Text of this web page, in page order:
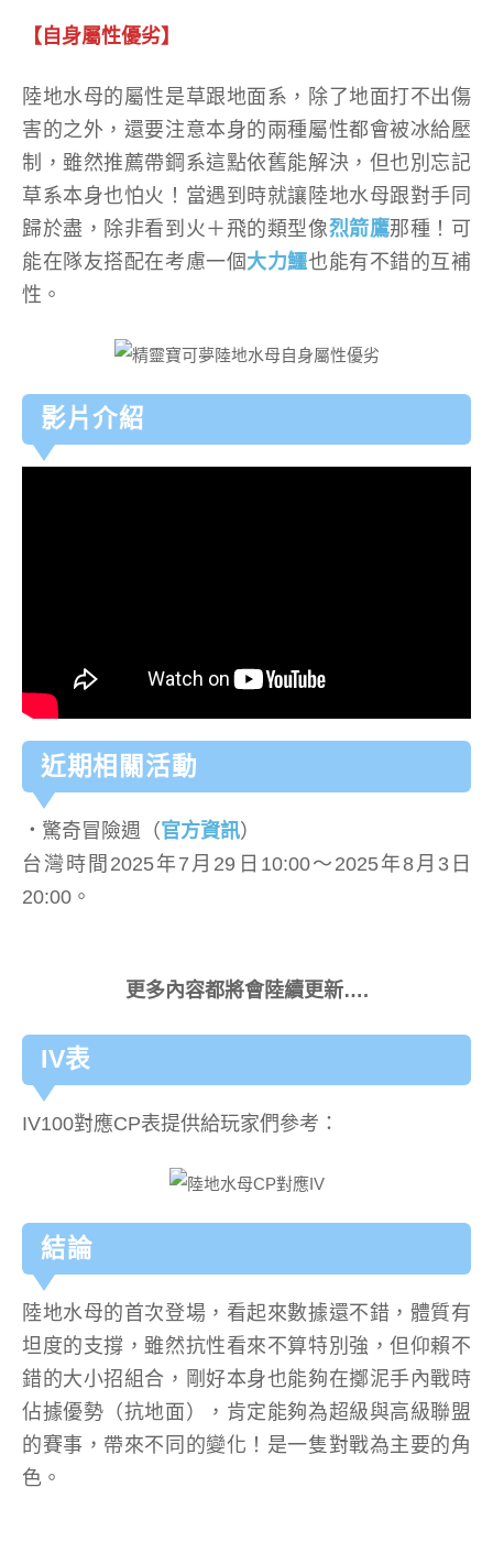
【自身屬性優劣】
陸地水母的屬性是草跟地面系，除了地面打不出傷
害的之外，還要注意本身的兩種屬性都會被冰給壓
制，雖然推薦帶鋼系這點依舊能解決，但也別忘記
草系本身也怕火！當遇到時就讓陸地水母跟對手同
歸於盡，除非看到火＋飛的類型像烈箭鷹那種！可
能在隊友搭配在考慮一個大力鱷也能有不錯的互補
性。
影片介紹
近期相關活動
． 驚奇冒險週（官方資訊）
台灣時間2025年7月29日10:00～2025年8月3日
20:00。
更多內容都將會陸續更新….
IV表
IV100對應CP表提供給玩家們參考：
結論
陸地水母的首次登場，看起來數據還不錯，體質有
坦度的支撐，雖然抗性看來不算特別強，但仰賴不
錯的大小招組合，剛好本身也能夠在擲泥手內戰時
佔據優勢（抗地面），肯定能夠為超級與高級聯盟
的賽事，帶來不同的變化！是一隻對戰為主要的角
色。